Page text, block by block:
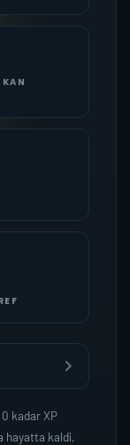
kadar XP
hayatta kaldi,